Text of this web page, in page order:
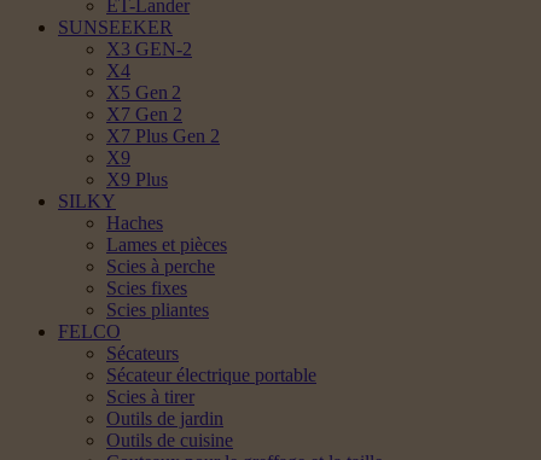
ET-Lander
SUNSEEKER
X3 GEN-2
X4
X5 Gen 2
X7 Gen 2
X7 Plus Gen 2
X9
X9 Plus
SILKY
Haches
Lames et pièces
Scies à perche
Scies fixes
Scies pliantes
FELCO
Sécateurs
Sécateur électrique portable
Scies à tirer
Outils de jardin
Outils de cuisine